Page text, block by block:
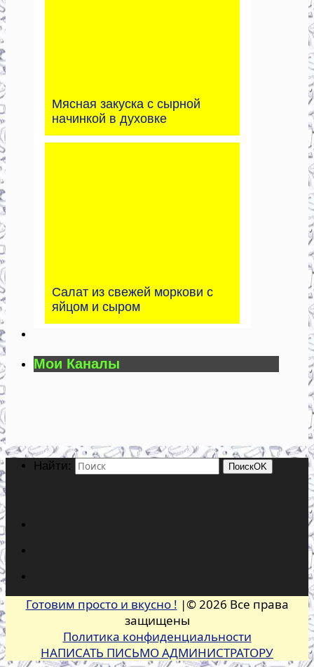
Мясная закуска с сырной
начинкой в духовке
Салат из свежей моркови с
яйцом и сыром
Мои Каналы
Найти: ПоискOK
Готовим просто и вкусно ! |© 2026 Все права
защищены
Политика конфиденциальности
НАПИСАТЬ ПИСЬМО АДМИНИСТРАТОРУ